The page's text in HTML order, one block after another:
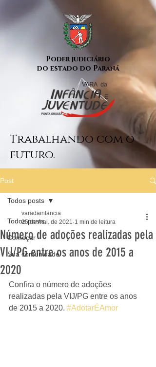
Poder judiciário
do estado do Paraná
Trabalhando com o
futuro.
Post
Todos posts
Começar
Sua comunidade
Todos posts
Número de adoções realizadas pela
VIJ/PG entre os anos de 2015 a
2020
varadainfancia
25 de mai. de 2021 1 min de leitura
Confira o número de adoções
realizadas pela VIJ/PG entre os anos
de 2015 a 2020. #AdotarÉAmor